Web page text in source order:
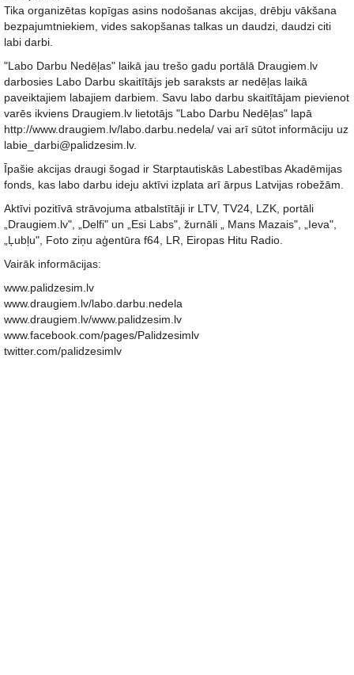
Tika organizētas kopīgas asins nodošanas akcijas, drēbju vākšana
bezpajumtniekiem, vides sakopšanas talkas un daudzi, daudzi citi
labi darbi.
"Labo Darbu Nedēļas" laikā jau trešo gadu portālā Draugiem.lv
darbosies Labo Darbu skaitītājs jeb saraksts ar nedēļas laikā
paveiktajiem labajiem darbiem. Savu labo darbu skaitītājam pievienot
varēs ikviens Draugiem.lv lietotājs "Labo Darbu Nedēļas" lapā
http://www.draugiem.lv/labo.darbu.nedela/ vai arī sūtot informāciju uz
labie_darbi@palidzesim.lv.
Īpašie akcijas draugi šogad ir Starptautiskās Labestības Akadēmijas
fonds, kas labo darbu ideju aktīvi izplata arī ārpus Latvijas robežām.
Aktīvi pozitīvā strāvojuma atbalstītāji ir LTV, TV24, LZK, portāli
„Draugiem.lv", „Delfi" un „Esi Labs", žurnāli „ Mans Mazais", „Ieva",
„Ļubļu", Foto ziņu aģentūra f64, LR, Eiropas Hitu Radio.
Vairāk informācijas:
www.palidzesim.lv
www.draugiem.lv/labo.darbu.nedela
www.draugiem.lv/www.palidzesim.lv
www.facebook.com/pages/Palidzesimlv
twitter.com/palidzesimlv